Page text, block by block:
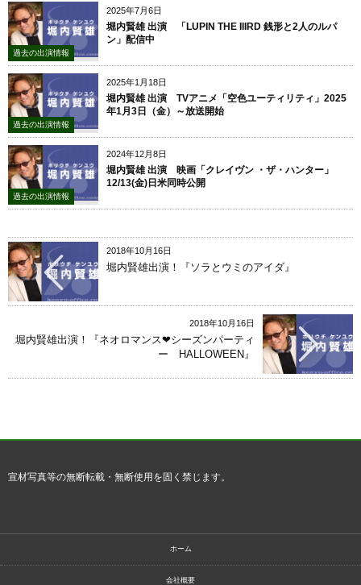
2025年7月6日
過去の出演情報
堀内賢雄 出演 「LUPIN THE IIIRD 銭形と2人のルパ
ン」配信中
2025年1月18日
過去の出演情報
堀内賢雄 出演 TVアニメ「空色ユーティリティ」2025
年1月3日（金）～放送開始
2024年12月8日
過去の出演情報
堀内賢雄 出演 映画「クレイヴン ・ザ・ハンター」
12/13(金)日米同時公開
2018年10月16日
堀内賢雄出演！『ソラとウミのアイダ』
2018年10月16日
堀内賢雄出演！『ネオロマンス❤シーズンパーティ
ー HALLOWEEN』
宣材写真等の無断転載・無断使用を固く禁じます。
ホーム
会社概要